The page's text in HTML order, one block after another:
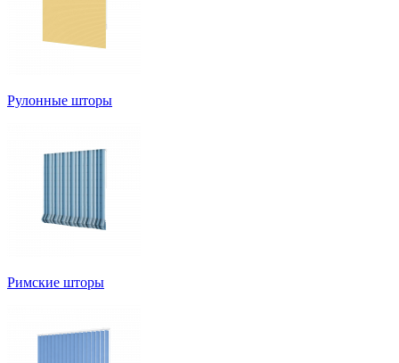
Рулонные шторы
Римские шторы